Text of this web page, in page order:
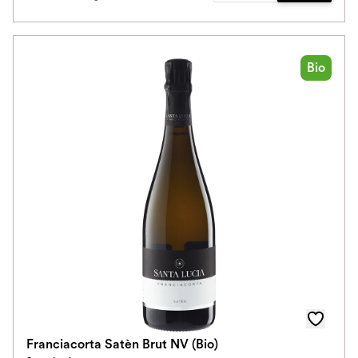
Bio
Franciacorta Satèn Brut NV (Bio)